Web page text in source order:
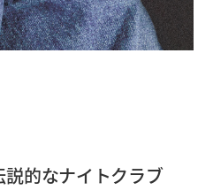
的なナイトクラブ